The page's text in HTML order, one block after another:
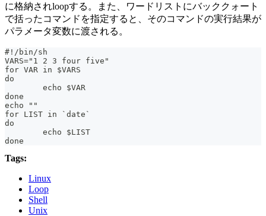
に格納されloopする。また、ワードリストにバッククォート
で括ったコマンドを指定すると、そのコマンドの実行結果が
パラメータ変数に渡される。
#!/bin/sh
VARS="1 2 3 four five"
for VAR in $VARS
do
	echo $VAR
done
echo ""
for LIST in `date`
do
	echo $LIST
done
Tags:
Linux
Loop
Shell
Unix